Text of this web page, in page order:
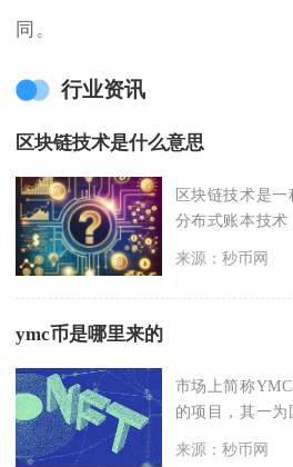
同。
行业资讯
区块链技术是什么意思
区块链技术是
分布式账本技术
来源：秒币网
ymc币是哪里来的
市场上简称
的项目，其一为
来源：秒币网